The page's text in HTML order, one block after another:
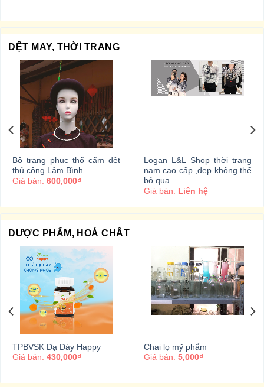
DỆT MAY, THỜI TRANG
Bộ trang phục thổ cẩm dệt
thủ công Lâm Bình
Giá bán: 600,000₫
Logan L&L Shop thời trang
nam cao cấp ,đẹp không thể
bỏ qua
Giá bán: Liên hệ
DƯỢC PHẨM, HOÁ CHẤT
TPBVSK Dạ Dày Happy
Giá bán: 430,000₫
Chai lọ mỹ phẩm
Giá bán: 5,000₫